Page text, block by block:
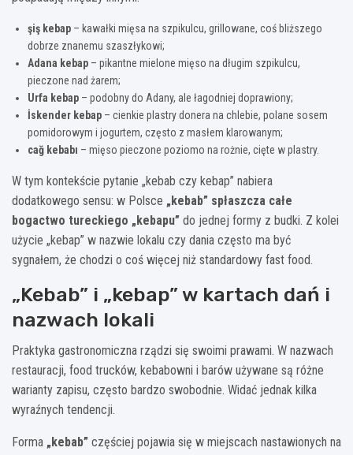
şiş kebap – kawałki mięsa na szpikulcu, grillowane, coś bliższego
dobrze znanemu szaszłykowi;
Adana kebap – pikantne mielone mięso na długim szpikulcu,
pieczone nad żarem;
Urfa kebap – podobny do Adany, ale łagodniej doprawiony;
İskender kebap – cienkie plastry donera na chlebie, polane sosem
pomidorowym i jogurtem, często z masłem klarowanym;
cağ kebabı – mięso pieczone poziomo na rożnie, cięte w plastry.
W tym kontekście pytanie „kebab czy kebap” nabiera
dodatkowego sensu: w Polsce „kebab” spłaszcza całe
bogactwo tureckiego „kebapu” do jednej formy z budki. Z kolei
użycie „kebap” w nazwie lokalu czy dania często ma być
sygnałem, że chodzi o coś więcej niż standardowy fast food.
„Kebab” i „kebap” w kartach dań i
nazwach lokali
Praktyka gastronomiczna rządzi się swoimi prawami. W nazwach
restauracji, food trucków, kebabowni i barów używane są różne
warianty zapisu, często bardzo swobodnie. Widać jednak kilka
wyraźnych tendencji.
Forma „kebab” częściej pojawia się w miejscach nastawionych na